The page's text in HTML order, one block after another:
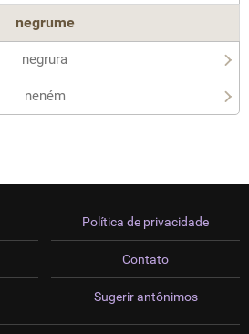
negrume
negrura
neném
Política de privacidade
Contato
Sugerir antônimos